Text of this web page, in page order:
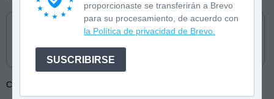
proporcionaste se transferirán a Brevo
para su procesamiento, de acuerdo con
la Política de privacidad de Brevo.
SUSCRIBIRSE
Cómpralo en
Colección: